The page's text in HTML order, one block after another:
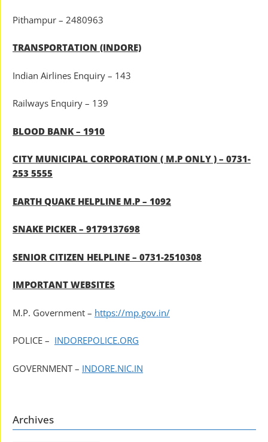
Pithampur – 2480963
TRANSPORTATION (INDORE)
Indian Airlines Enquiry – 143
Railways Enquiry – 139
BLOOD BANK – 1910
CITY MUNICIPAL CORPORATION ( M.P ONLY ) – 0731-
253 5555
EARTH QUAKE HELPLINE M.P – 1092
SNAKE PICKER – 9179137698
SENIOR CITIZEN HELPLINE – 0731-2510308
IMPORTANT WEBSITES
M.P. Government – https://mp.gov.in/
POLICE – INDOREPOLICE.ORG
GOVERNMENT – INDORE.NIC.IN
Archives